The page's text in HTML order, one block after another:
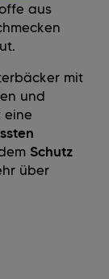
aus
mit
und
eine
Schutz
über